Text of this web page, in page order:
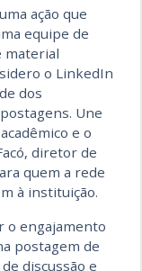
ação que
equipe de
material
o LinkedIn
dos
Une
e o
diretor de
quem a rede
à instituição.
o engajamento
postagem de
discussão e